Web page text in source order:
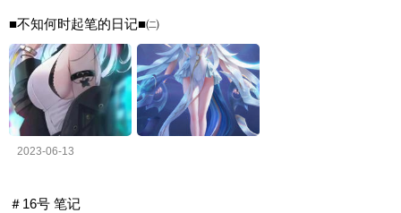
■不知何时起笔的日记■㈡
2023-06-13
＃16号 笔记